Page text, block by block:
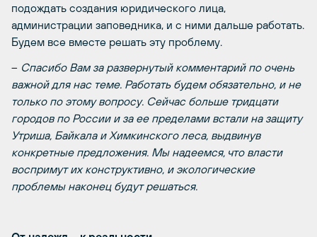
подождать создания юридического лица,
администрации заповедника, и с ними дальше работать.
Будем все вместе решать эту проблему.
– Спасибо Вам за развернутый комментарий по очень
важной для нас теме. Работать будем обязательно, и не
только по этому вопросу. Сейчас больше тридцати
городов по России и за ее пределами встали на защиту
Утриша, Байкала и Химкинского леса, выдвинув
конкретные предложения. Мы надеемся, что власти
воспримут их конструктивно, и экологические
проблемы наконец будут решаться.